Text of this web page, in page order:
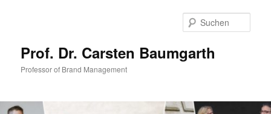
Prof. Dr. Carsten Baumgarth
Professor of Brand Management